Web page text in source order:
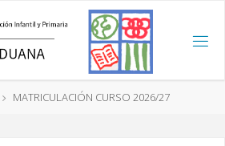
MATRICULACIÓN CURSO 2026/27